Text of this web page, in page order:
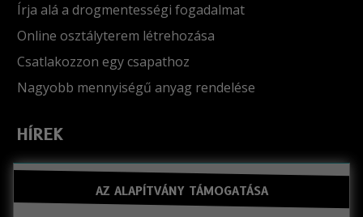
Írja alá a drogmentességi fogadalmat
Online osztályterem létrehozása
Csatlakozzon egy csapathoz
Nagyobb mennyiségű anyag rendelése
HÍREK
AZ ALAPÍTVÁNY TÁMOGATÁSA